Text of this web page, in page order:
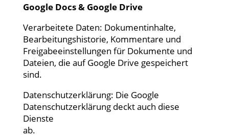
Google Docs & Google Drive
Verarbeitete Daten: Dokumentinhalte,
Bearbeitungshistorie, Kommentare und
Freigabeeinstellungen für Dokumente und
Dateien, die auf Google Drive gespeichert
sind.
Datenschutzerklärung: Die Google
Datenschutzerklärung deckt auch diese
Dienste
ab.